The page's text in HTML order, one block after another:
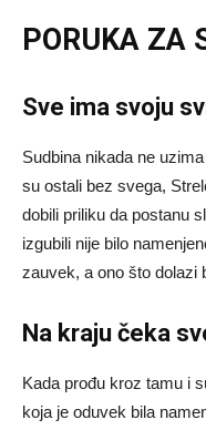
PORUKA ZA
Sve ima svoju
Sudbina nikada ne
su ostali bez svega,
dobili priliku da postanu
izgubili nije bilo
zauvek, a ono što dolazi
Na kraju čeka
Kada prođu kroz tamu i
koja je oduvek bila